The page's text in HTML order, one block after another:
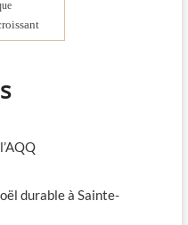
durable à Sainte-